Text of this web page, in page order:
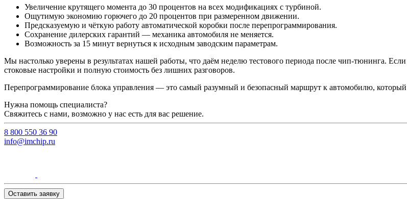
Увеличение крутящего момента до 30 процентов на всех модификациях с турбиной.
Ощутимую экономию горючего до 20 процентов при размеренном движении.
Предсказуемую и чёткую работу автоматической коробки после перепрограммирования.
Сохранение дилерских гарантий — механика автомобиля не меняется.
Возможность за 15 минут вернуться к исходным заводским параметрам.
Мы настолько уверены в результатах нашей работы, что даём неделю тестового периода после чип-тюнинга.
стоковые настройки и полную стоимость без лишних разговоров.
Перепрограммирование блока управления — это самый разумный и безопасный маршрут к автомобилю,
Нужна помощь специалиста?
Свяжитесь с нами, возможно у нас есть для вас решение.
8 800 550 36 90
info@imchip.ru
Оставить заявку